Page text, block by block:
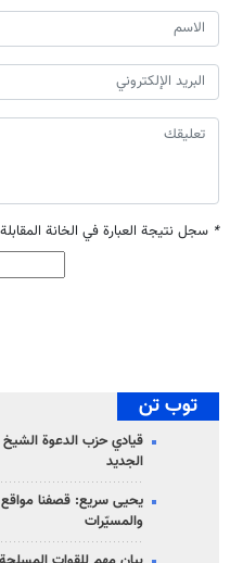
* سجل نتيجة العبارة في الخانة المقابلة
توب تن
قيادي حزب الدعوة الشيخ
الجديد
يحيى سريع: قصفنا مواقع
والمسيّرات